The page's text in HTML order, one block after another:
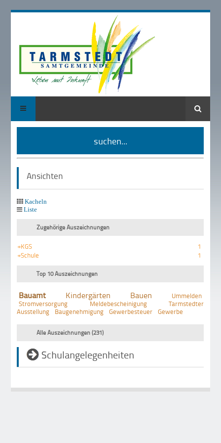
Suche
suchen...
Ansichten
Kacheln
Liste
Zugehörige Auszeichnungen
+KGS
1
+Schule
1
Top 10 Auszeichnungen
Bauamt Kindergärten Bauen
Ummelden
Stromversorgung
Meldebescheinigung
Tarmstedter
Ausstellung
Baugenehmigung Gewerbesteuer Gewerbe
Alle Auszeichnungen (231)
Schulangelegenheiten